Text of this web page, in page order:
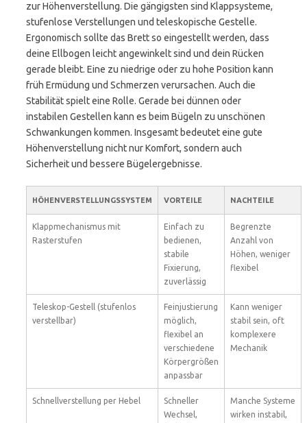
zur Höhenverstellung. Die gängigsten sind Klappsysteme,
stufenlose Verstellungen und teleskopische Gestelle.
Ergonomisch sollte das Brett so eingestellt werden, dass
deine Ellbogen leicht angewinkelt sind und dein Rücken
gerade bleibt. Eine zu niedrige oder zu hohe Position kann
früh Ermüdung und Schmerzen verursachen. Auch die
Stabilität spielt eine Rolle. Gerade bei dünnen oder
instabilen Gestellen kann es beim Bügeln zu unschönen
Schwankungen kommen. Insgesamt bedeutet eine gute
Höhenverstellung nicht nur Komfort, sondern auch
Sicherheit und bessere Bügelergebnisse.
HÖHENVERSTELLUNGSSYSTEM VORTEILE NACHTEILE
Klappmechanismus mit
Rasterstufen
Einfach zu
bedienen,
stabile
Fixierung,
zuverlässig
Begrenzte
Anzahl von
Höhen, weniger
flexibel
Teleskop-Gestell (stufenlos
verstellbar)
Feinjustierung
möglich,
flexibel an
verschiedene
Körpergrößen
anpassbar
Kann weniger
stabil sein, oft
komplexere
Mechanik
Schnellverstellung per Hebel
Schneller
Wechsel,
Manche Systeme
wirken instabil,